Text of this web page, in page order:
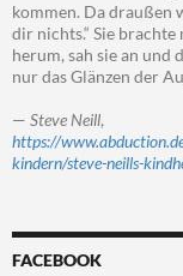
kommen. Da draußen
dir nichts.“ Sie
herum, sah sie an und
nur das Glänzen der
— Steve Neill,
https://
kindern/steve-neills-
FACEBOOK